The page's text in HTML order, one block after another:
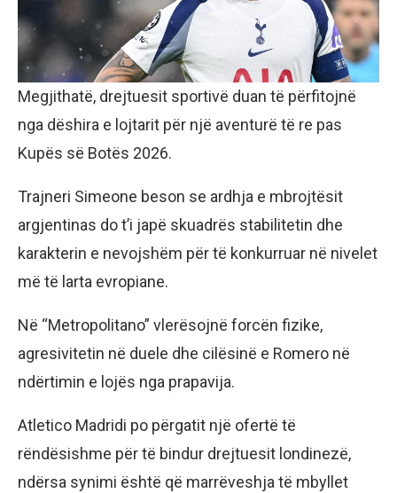
Megjithatë, drejtuesit sportivë duan të përfitojnë
nga dëshira e lojtarit për një aventurë të re pas
Kupës së Botës 2026.
Trajneri Simeone beson se ardhja e mbrojtësit
argjentinas do t’i japë skuadrës stabilitetin dhe
karakterin e nevojshëm për të konkurruar në nivelet
më të larta evropiane.
Në “Metropolitano” vlerësojnë forcën fizike,
agresivitetin në duele dhe cilësinë e Romero në
ndërtimin e lojës nga prapavija.
Atletico Madridi po përgatit një ofertë të
rëndësishme për të bindur drejtuesit londinezë,
ndërsa synimi është që marrëveshja të mbyllet